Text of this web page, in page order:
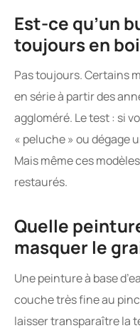
Est-ce qu’un
toujours en
Pas toujours. Certains
en série à partir des
aggloméré. Le test : si
« peluche » ou dégage
Mais même ces
restaurés.
Quelle
masquer le
Une peinture à base
couche très fine au
laisser transparaître la